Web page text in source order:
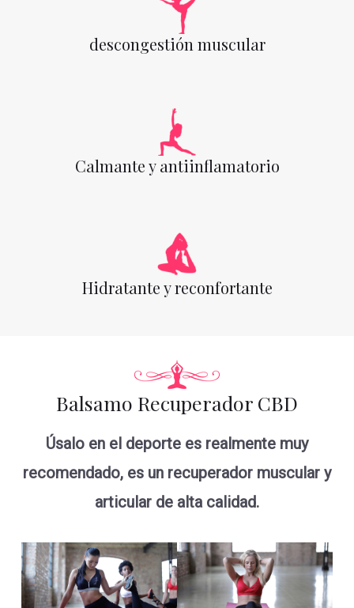
descongestión muscular
Calmante y antiinflamatorio
Hidratante y reconfortante
Balsamo Recuperador CBD
Úsalo en el deporte es realmente muy
recomendado, es un recuperador muscular y
articular de alta calidad.